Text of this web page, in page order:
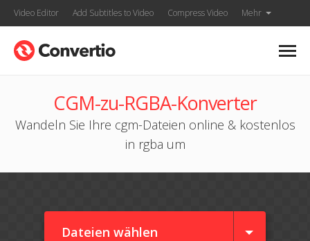
Video Editor Add Subtitles to Video Compress Video Mehr
CGM-zu-RGBA-Konverter
Wandeln Sie Ihre cgm-Dateien online & kostenlos
in rgba um
Dateien wählen